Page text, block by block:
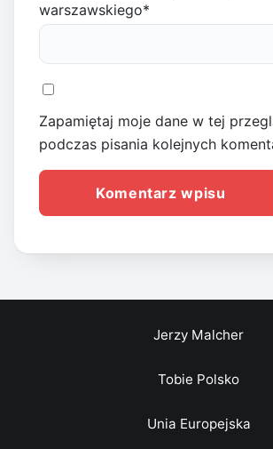
warszawskiego*
Zapamiętaj moje dane w tej
podczas pisania kolejnych
Jerzy Malcher
Tobie Polsko
Unia Europejska